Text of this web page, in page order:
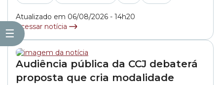
☰
os encaminhamentos de denúncias feitas por
profissionais da educação. O documento, apresentado
Atualizado em 06/08/2026 - 14h20
Acessar notícia
Audiência pública da CCJ debaterá
proposta que cria modalidade